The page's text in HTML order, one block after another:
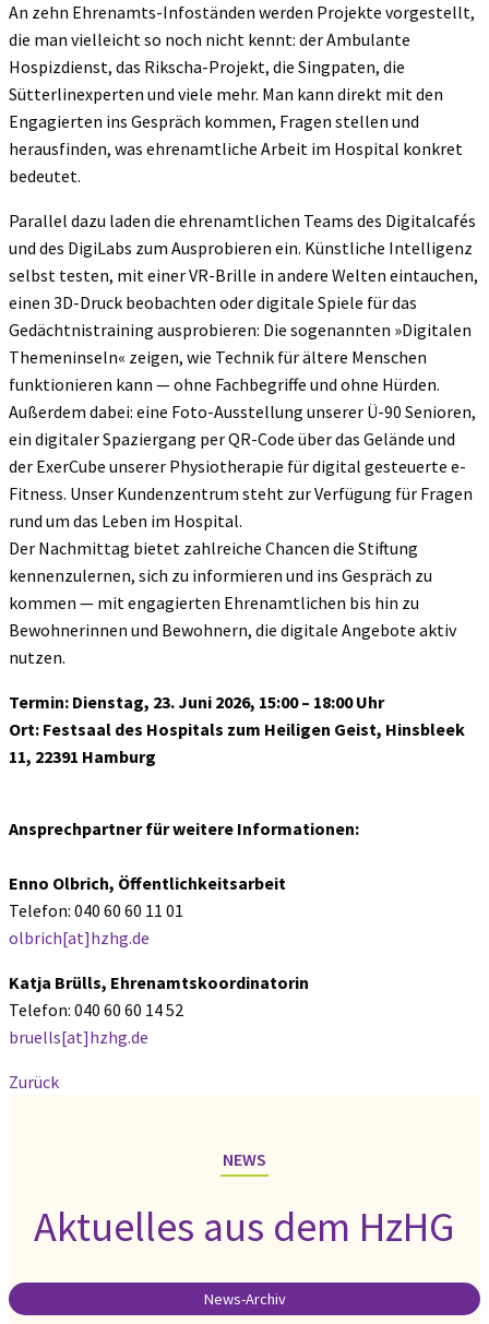
An zehn Ehrenamts-Infoständen werden Projekte vorgestellt,
die man vielleicht so noch nicht kennt: der Ambulante
Hospizdienst, das Rikscha-Projekt, die Singpaten, die
Sütterlinexperten und viele mehr. Man kann direkt mit den
Engagierten ins Gespräch kommen, Fragen stellen und
herausfinden, was ehrenamtliche Arbeit im Hospital konkret
bedeutet.
Parallel dazu laden die ehrenamtlichen Teams des Digitalcafés
und des DigiLabs zum Ausprobieren ein. Künstliche Intelligenz
selbst testen, mit einer VR-Brille in andere Welten eintauchen,
einen 3D-Druck beobachten oder digitale Spiele für das
Gedächtnistraining ausprobieren: Die sogenannten »Digitalen
Themeninseln« zeigen, wie Technik für ältere Menschen
funktionieren kann — ohne Fachbegriffe und ohne Hürden.
Außerdem dabei: eine Foto-Ausstellung unserer Ü-90 Senioren,
ein digitaler Spaziergang per QR-Code über das Gelände und
der ExerCube unserer Physiotherapie für digital gesteuerte e-
Fitness. Unser Kundenzentrum steht zur Verfügung für Fragen
rund um das Leben im Hospital.
Der Nachmittag bietet zahlreiche Chancen die Stiftung
kennenzulernen, sich zu informieren und ins Gespräch zu
kommen — mit engagierten Ehrenamtlichen bis hin zu
Bewohnerinnen und Bewohnern, die digitale Angebote aktiv
nutzen.
Termin: Dienstag, 23. Juni 2026, 15:00 – 18:00 Uhr
Ort: Festsaal des Hospitals zum Heiligen Geist, Hinsbleek
11, 22391 Hamburg
Ansprechpartner für weitere Informationen:
Enno Olbrich, Öffentlichkeitsarbeit
Telefon: 040 60 60 11 01
olbrich[at]hzhg.de
Katja Brülls, Ehrenamtskoordinatorin
Telefon: 040 60 60 14 52
bruells[at]hzhg.de
Zurück
NEWS
Aktuelles aus dem HzHG
News-Archiv